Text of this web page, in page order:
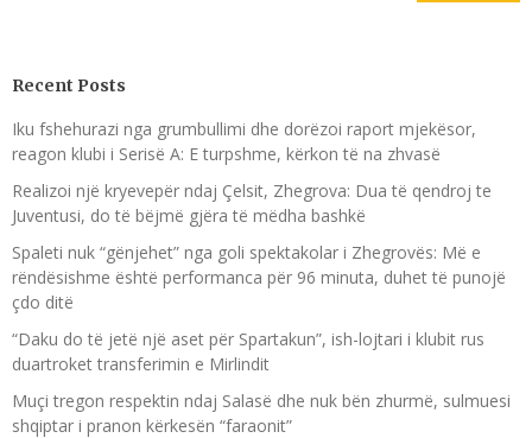
Recent Posts
Iku fshehurazi nga grumbullimi dhe dorëzoi raport mjekësor,
reagon klubi i Serisë A: E turpshme, kërkon të na zhvasë
Realizoi një kryevepër ndaj Çelsit, Zhegrova: Dua të qendroj te
Juventusi, do të bëjmë gjëra të mëdha bashkë
Spaleti nuk “gënjehet” nga goli spektakolar i Zhegrovës: Më e
rëndësishme është performanca për 96 minuta, duhet të punojë
çdo ditë
“Daku do të jetë një aset për Spartakun”, ish-lojtari i klubit rus
duartroket transferimin e Mirlindit
Muçi tregon respektin ndaj Salasë dhe nuk bën zhurmë, sulmuesi
shqiptar i pranon kërkesën “faraonit”